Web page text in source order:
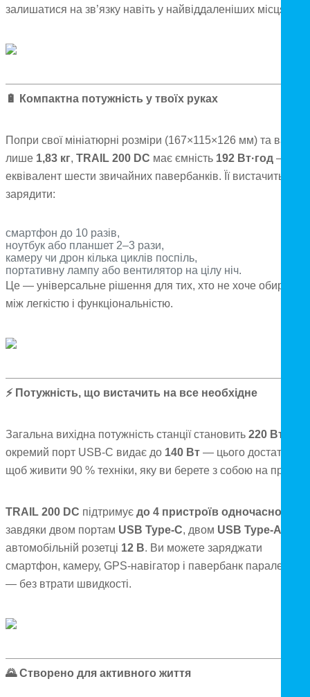
залишатися на зв’язку навіть у найвіддаленіших місцях.
🔋 Компактна потужність у твоїх руках
Попри свої мініатюрні розміри (167×115×126 мм) та вагу
лише 1,83 кг, TRAIL 200 DC має ємність 192 Вт·год — це
еквівалент шести звичайних павербанків. Її вистачить, щоб
зарядити:
смартфон до 10 разів,
ноутбук або планшет 2–3 рази,
камеру чи дрон кілька циклів поспіль,
портативну лампу або вентилятор на цілу ніч.
Це — універсальне рішення для тих, хто не хоче обирати
між легкістю і функціональністю.
⚡ Потужність, що вистачить на все необхідне
Загальна вихідна потужність станції становить 220 Вт
окремий порт USB-C видає до 140 Вт — цього достатньо,
щоб живити 90 % техніки, яку ви берете з собою на
TRAIL 200 DC підтримує до 4 пристроїв одночасно
завдяки двом портам USB Type-C, двом USB Type-A
автомобільній розетці 12 В. Ви можете заряджати
смартфон, камеру, GPS-навігатор і павербанк паралельно
— без втрати швидкості.
🌄Створено для активного життя